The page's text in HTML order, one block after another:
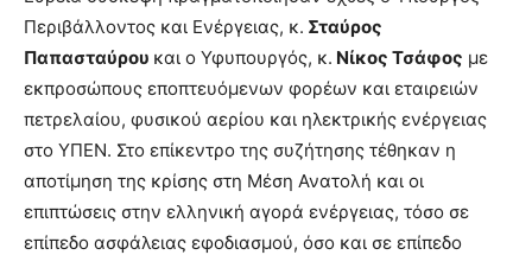
Περιβάλλοντος και Ενέργειας, κ. Σταύρος
Παπασταύρου και ο Υφυπουργός, κ. Νίκος Τσάφος με
εκπροσώπους εποπτευόμενων φορέων και εταιρειών
πετρελαίου, φυσικού αερίου και ηλεκτρικής ενέργειας
στο ΥΠΕΝ. Στο επίκεντρο της συζήτησης τέθηκαν η
αποτίμηση της κρίσης στη Μέση Ανατολή και οι
επιπτώσεις στην ελληνική αγορά ενέργειας, τόσο σε
επίπεδο ασφάλειας εφοδιασμού, όσο και σε επίπεδο